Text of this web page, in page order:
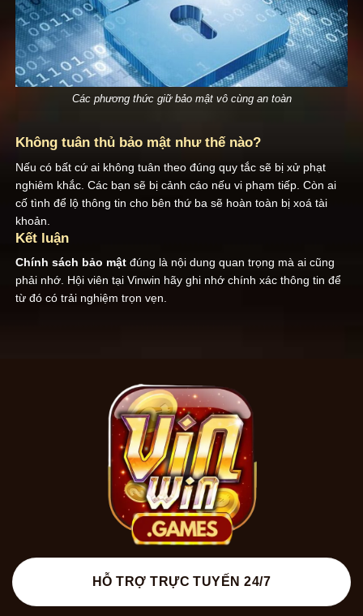
Các phương thức giữ bảo mật vô cùng an toàn
Không tuân thủ bảo mật như thế nào?
Nếu có bất cứ ai không tuân theo đúng quy tắc sẽ bị xử phạt
nghiêm khắc. Các bạn sẽ bị cảnh cáo nếu vi phạm tiếp. Còn ai
cố tình để lộ thông tin cho bên thứ ba sẽ hoàn toàn bị xoá tài
khoản.
Kết luận
Chính sách bảo mật đúng là nội dung quan trọng mà ai cũng
phải nhớ. Hội viên tại Vinwin hãy ghi nhớ chính xác thông tin để
từ đó có trải nghiệm trọn vẹn.
HỖ TRỢ TRỰC TUYẾN 24/7